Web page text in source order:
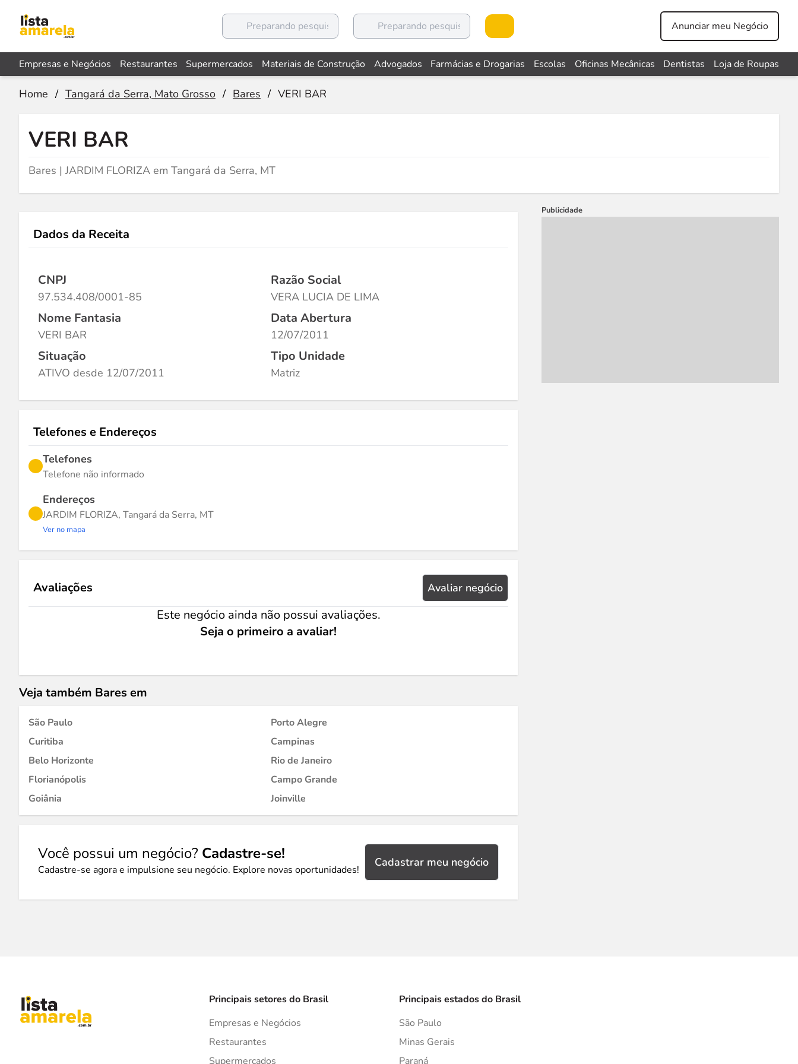
Anunciar meu Negócio
Empresas e Negócios Restaurantes Supermercados Materiais de Construção Advogados Farmácias e Drogarias Escolas Oficinas Mecânicas Dentistas Loja de Roupas
Home / Tangará da Serra, Mato Grosso / Bares / VERI BAR
VERI BAR
Bares | JARDIM FLORIZA em Tangará da Serra, MT
Dados da Receita
CNPJ
97.534.408/0001-85
Razão Social
VERA LUCIA DE LIMA
Nome Fantasia
VERI BAR
Data Abertura
12/07/2011
Situação
ATIVO desde 12/07/2011
Tipo Unidade
Matriz
Telefones e Endereços
Telefones
Telefone não informado
Endereços
JARDIM FLORIZA, Tangará da Serra, MT
Ver no mapa
Avaliações Avaliar negócio
Este negócio ainda não possui avaliações.
Seja o primeiro a avaliar!
Veja também Bares em
São Paulo
Porto Alegre
Curitiba
Campinas
Belo Horizonte
Rio de Janeiro
Florianópolis
Campo Grande
Goiânia
Joinville
Você possui um negócio? Cadastre-se!
Cadastre-se agora e impulsione seu negócio. Explore novas oportunidades!
Cadastrar meu negócio
Publicidade
Principais setores do Brasil
Empresas e Negócios
Restaurantes
Supermercados
Principais estados do Brasil
São Paulo
Minas Gerais
Paraná